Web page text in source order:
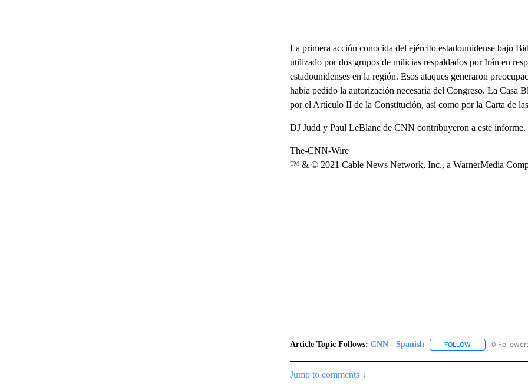
La primera acción conocida del ejército estadounidense bajo
utilizado por dos grupos de milicias respaldados por Irán en
estadounidenses en la región. Esos ataques generaron
había pedido la autorización necesaria del Congreso. La Casa
por el Artículo II de la Constitución, así como por la Carta de
DJ Judd y Paul LeBlanc de CNN contribuyeron a este informe.
The-CNN-Wire
™ & © 2021 Cable News Network, Inc., a WarnerMedia
Article Topic Follows: CNN - Spanish FOLLOWFOLLOW "CNN -
0
Jump to comments ↓